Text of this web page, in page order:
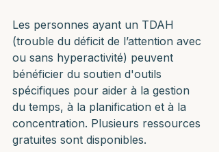
Les personnes ayant un TDAH
(trouble du déficit de l’attention avec
ou sans hyperactivité) peuvent
bénéficier du soutien d'outils
spécifiques pour aider à la gestion
du temps, à la planification et à la
concentration. Plusieurs ressources
gratuites sont disponibles.